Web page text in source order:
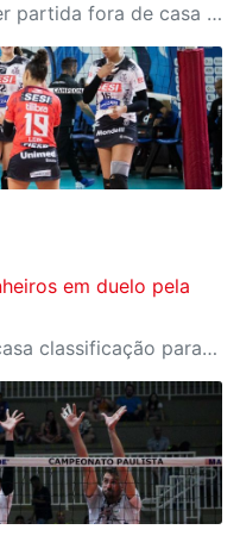
Equipe de Bauru precisa vencer partida fora de casa e bater o adversário no golden set
em duelo pela
Equipe bauruense decide em casa classificação para a final do estadual